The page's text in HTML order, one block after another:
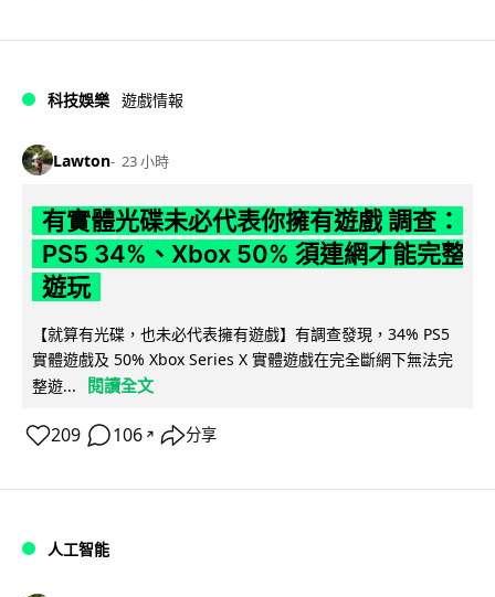
科技娛樂 遊戲情報
Lawton 23 小時
有實體光碟未必代表你擁有遊戲 調查：
PS5 34%、Xbox 50% 須連網才能完整
遊玩
【就算有光碟，也未必代表擁有遊戲】有調查發現，34% PS5
實體遊戲及 50% Xbox Series X 實體遊戲在完全斷網下無法完
整遊...
閱讀全文
209 106 ↗ 分享
人工智能